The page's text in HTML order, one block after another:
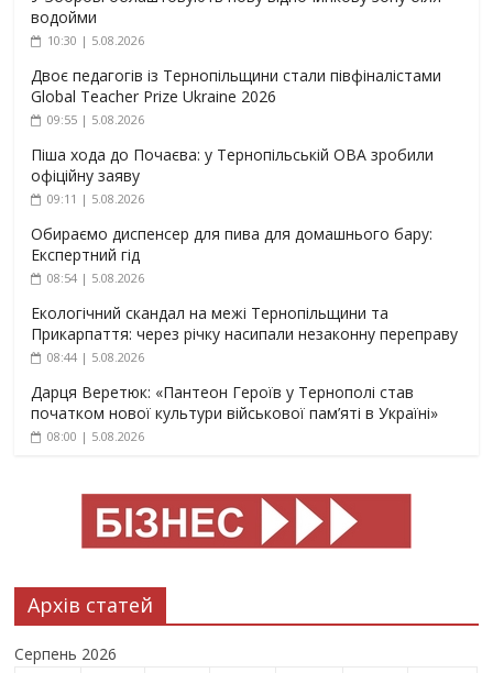
водойми
10:30 | 5.08.2026
Двоє педагогів із Тернопільщини стали півфіналістами
Global Teacher Prize Ukraine 2026
09:55 | 5.08.2026
Піша хода до Почаєва: у Тернопільській ОВА зробили
офіційну заяву
09:11 | 5.08.2026
Обираємо диспенсер для пива для домашнього бару:
Експертний гід
08:54 | 5.08.2026
Екологічний скандал на межі Тернопільщини та
Прикарпаття: через річку насипали незаконну переправу
08:44 | 5.08.2026
Дарця Веретюк: «Пантеон Героїв у Тернополі став
початком нової культури військової пам’яті в Україні»
08:00 | 5.08.2026
Архів статей
Серпень 2026